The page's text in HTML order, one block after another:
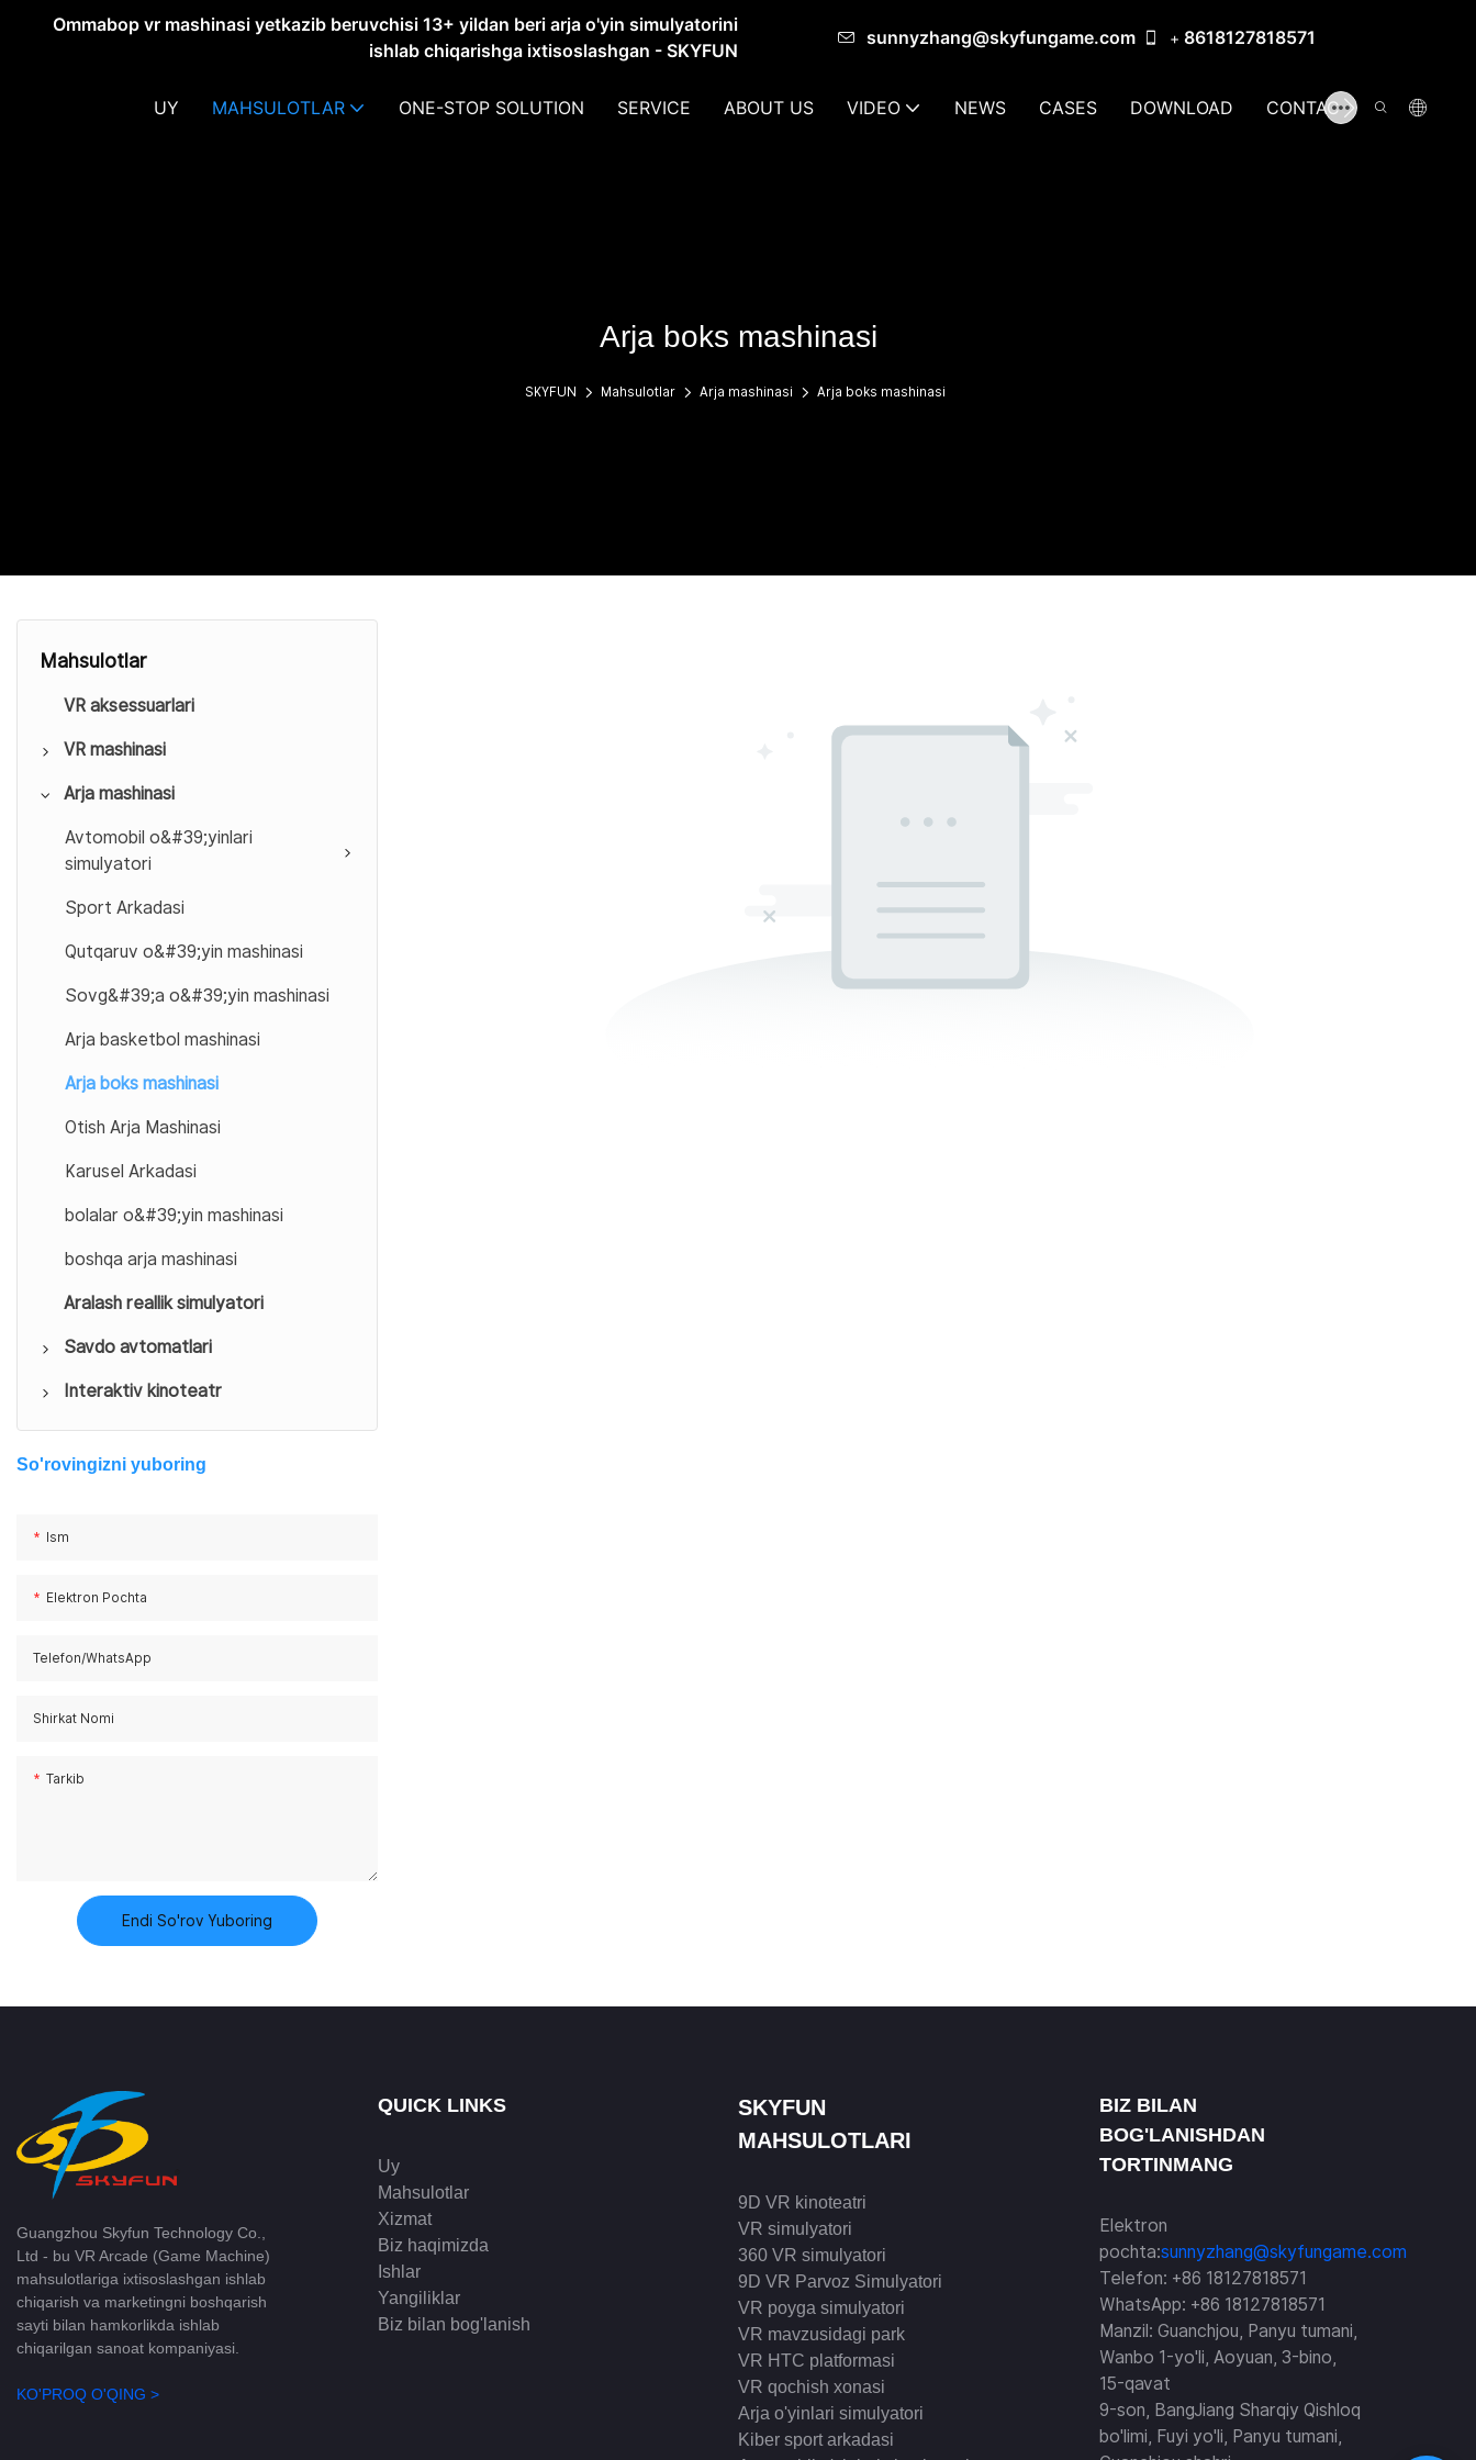
Ommabop vr mashinasi yetkazib beruvchisi 13+ yildan beri arja o'yin simulyatorini
ishlab chiqarishga ixtisoslashgan - SKYFUN
sunnyzhang@skyfungame.com +8618127818571
UY MAHSULOTLAR ONE-STOP SOLUTION SERVICE ABOUT US VIDEO NEWS CASES DOWNLOAD CONTACT US
Arja boks mashinasi
SKYFUN Mahsulotlar Arja mashinasi Arja boks mashinasi
Mahsulotlar
VR aksessuarlari
VR mashinasi
9D VR kinoteatri
VR simulyatori
Arja mashinasi
Avtomobil o&#39;yinlari
simulyatori
Sport Arkadasi
Qutqaruv o&#39;yin mashinasi
Sovg&#39;a o&#39;yin mashinasi
Arja basketbol mashinasi
Arja boks mashinasi
Otish Arja Mashinasi
Karusel Arkadasi
bolalar o&#39;yin mashinasi
boshqa arja mashinasi
Aralash reallik simulyatori
Savdo avtomatlari
Popkorn savdo avtomatlari
Paxta konfetlari savdo
avtomatlari
uchun avtomatlar
Interaktiv kinoteatr
Orbita kinoteatri
5D kinoteatr
So'rovingizni yuboring
Ism
Elektron Pochta
Telefon/whatsApp
Shirkat Nomi
Tarkib
Endi So'rov Yuboring
Guangzhou Skyfun Technology Co.,
Ltd - bu VR Arcade (Game Machine)
mahsulotlariga ixtisoslashgan ishlab
chiqarish va marketingni boshqarish
sayti bilan hamkorlikda ishlab
chiqarilgan sanoat kompaniyasi.
KO'PROQ O'QING >
QUICK LINKS
Uy
Mahsulotlar
Xizmat
Biz haqimizda
Ishlar
Yangiliklar
Biz bilan bog'lanish
SKYFUN
MAHSULOTLARI
9D VR kinoteatri
VR simulyatori
360 VR simulyatori
9D VR Parvoz Simulyatori
VR poyga simulyatori
VR mavzusidagi park
VR HTC platformasi
VR qochish xonasi
Arja o'yinlari simulyatori
Kiber sport arkadasi
BIZ BILAN
BOG'LANISHDAN
TORTINMANG
Elektron
pochta:sunnyzhang@skyfungame.com
Telefon: +86 18127818571
WhatsApp: +86 18127818571
Manzil: Guanchjou, Panyu tumani,
Wanbo 1-yo'li, Aoyuan, 3-bino,
15-qavat
9-son, BangJiang Sharqiy Qishloq
bo'limi, Fuyi yo'li, Panyu tumani,